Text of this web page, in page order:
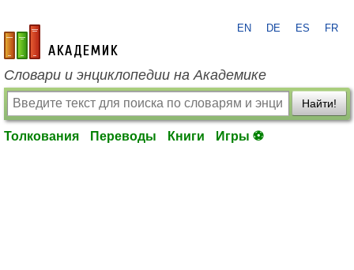
academic.ru
EN DE ES FR
Словари и энциклопедии на Академике
Найти!
Толкования Переводы Книги Игры ⚽